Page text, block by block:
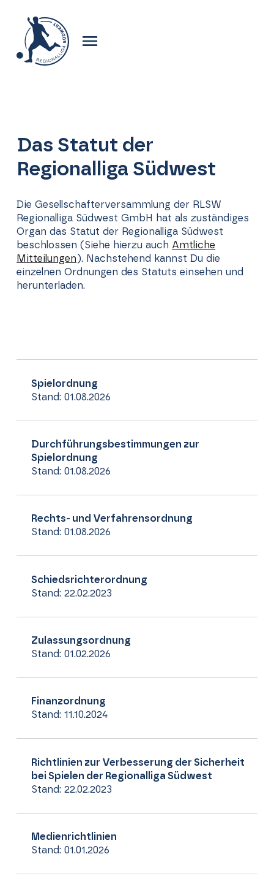
Das Statut der
Regionalliga Südwest
Die Gesellschafterversammlung der RLSW
Regionalliga Südwest GmbH hat als zuständiges
Organ das Statut der Regionalliga Südwest
beschlossen (Siehe hierzu auch Amtliche
Mitteilungen ). Nachstehend kannst Du die
einzelnen Ordnungen des Statuts einsehen und
herunterladen.
Spielordnung
Stand: 01.08.2026
Durchführungsbestimmungen zur
Spielordnung
Stand: 01.08.2026
Rechts- und Verfahrensordnung
Stand: 01.08.2026
Schiedsrichterordnung
Stand: 22.02.2023
Zulassungsordnung
Stand: 01.02.2026
Finanzordnung
Stand: 11.10.2024
Richtlinien zur Verbesserung der Sicherheit
bei Spielen der Regionalliga Südwest
Stand: 22.02.2023
Medienrichtlinien
Stand: 01.01.2026